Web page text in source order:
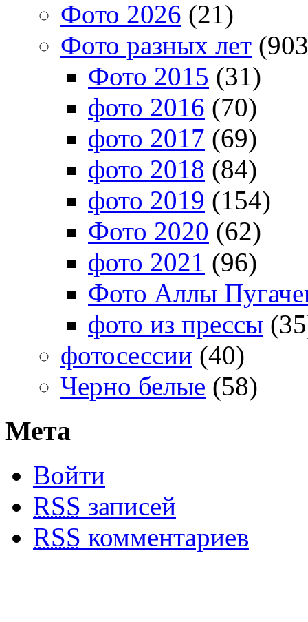
Фото 2026 (21)
Фото разных лет
Фото 2015 (31)
фото 2016 (70)
фото 2017 (69)
фото 2018 (84)
фото 2019 (154)
Фото 2020 (62)
фото 2021 (96)
Фото Аллы
фото из прессы
фотосессии (40)
Черно белые (58)
Мета
Войти
RSS записей
RSS комментариев